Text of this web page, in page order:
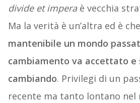
divide et impera è vecchia
Ma la verità è un’altra ed è che
mantenibile un mondo
cambiamento va accettato e
cambiando. Privilegi di un
recente ma tanto lontano nel